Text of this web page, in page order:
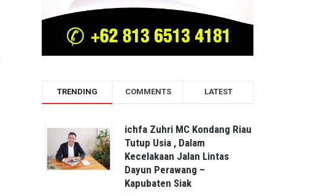
TRENDING COMMENTS LATEST
ichfa Zuhri MC Kondang Riau
Tutup Usia , Dalam
Kecelakaan Jalan Lintas
Dayun Perawang –
Kapubaten Siak